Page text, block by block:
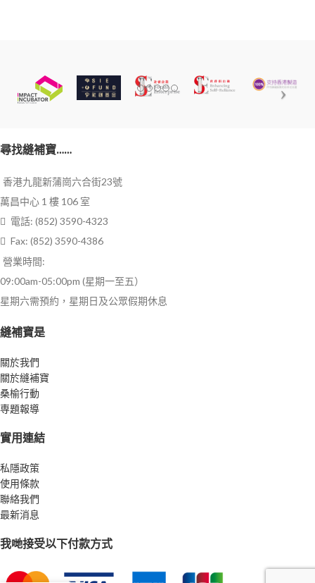
尋找縫補寶……
香港九龍新蒲崗六合街23號
萬昌中心 1 樓 106 室
電話: (852) 3590-4323
Fax: (852) 3590-4386
營業時間:
09:00am-05:00pm (星期一至五）
星期六需預約，星期日及公眾假期休息
縫補寶是
關於我們
關於縫補寶
桑榆行動
専題報導
實用連結
私隱政策
使用條款
聯絡我們
最新消息
我哋接受以下付款方式